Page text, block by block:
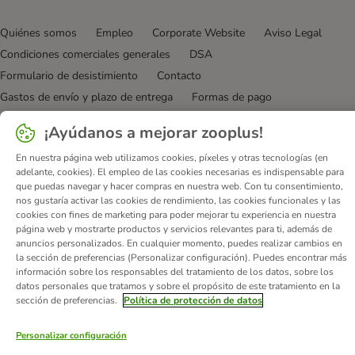
Quiénes somos Empleo Corporate Website
Aviso Legal
Condiciones comerciales generales
DSA
Formulario de desistimiento
Contacto
Gastos de envío y plazo de entrega
Formas de pago
Programa de afiliación
Declaración de accesibilidad
© zooplus SE 2026
¡Ayúdanos a mejorar zooplus!
En nuestra página web utilizamos cookies, píxeles y otras tecnologías (en
adelante, cookies). El empleo de las cookies necesarias es indispensable para
que puedas navegar y hacer compras en nuestra web. Con tu consentimiento,
nos gustaría activar las cookies de rendimiento, las cookies funcionales y las
cookies con fines de marketing para poder mejorar tu experiencia en nuestra
página web y mostrarte productos y servicios relevantes para ti, además de
anuncios personalizados. En cualquier momento, puedes realizar cambios en
la sección de preferencias (Personalizar configuración). Puedes encontrar más
información sobre los responsables del tratamiento de los datos, sobre los
datos personales que tratamos y sobre el propósito de este tratamiento en la
sección de preferencias.
Política de protección de datos
Personalizar configuración